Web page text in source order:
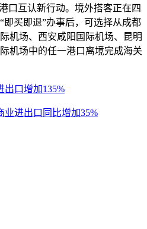
口互认新行动。境外搭客正在四
即买即退”办事后，可选择从成都
机场、西安咸阳国际机场、昆明
机场中的任一港口离境完成海关
出口增加135%
业进出口同比增加35%